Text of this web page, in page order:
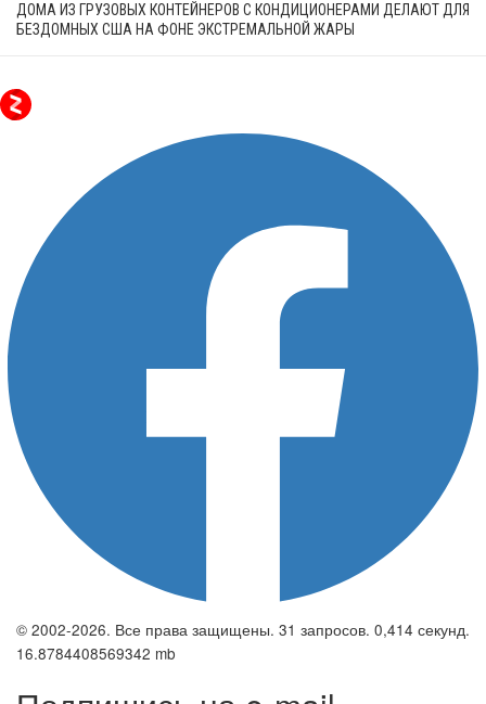
ДОМА ИЗ ГРУЗОВЫХ КОНТЕЙНЕРОВ С КОНДИЦИОНЕРАМИ ДЕЛАЮТ ДЛЯ
БЕЗДОМНЫХ США НА ФОНЕ ЭКСТРЕМАЛЬНОЙ ЖАРЫ
© 2002-2026. Все права защищены. 31 запросов. 0,414 секунд.
16.8784408569342 mb